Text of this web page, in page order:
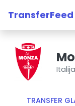
TransferFeed
TRANSFER